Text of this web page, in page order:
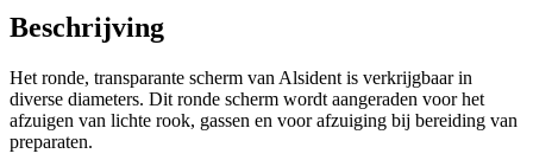
Beschrijving
Het ronde, transparante scherm van Alsident is verkrijgbaar in
diverse diameters. Dit ronde scherm wordt aangeraden voor het
afzuigen van lichte rook, gassen en voor afzuiging bij bereiding van
preparaten.